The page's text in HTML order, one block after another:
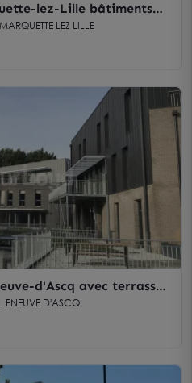
lez-Lille bâtiments
LEZ LILLE
d'Ascq avec terrasses
BREEAM
D'ASCQ